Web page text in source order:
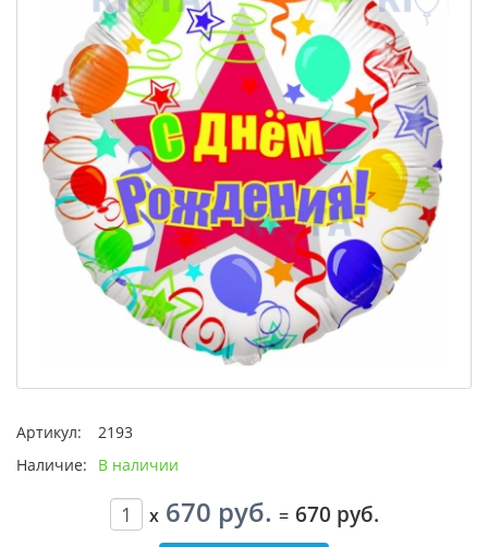
Артикул:
2193
Наличие:
В наличии
x 670 руб. = 670 руб.